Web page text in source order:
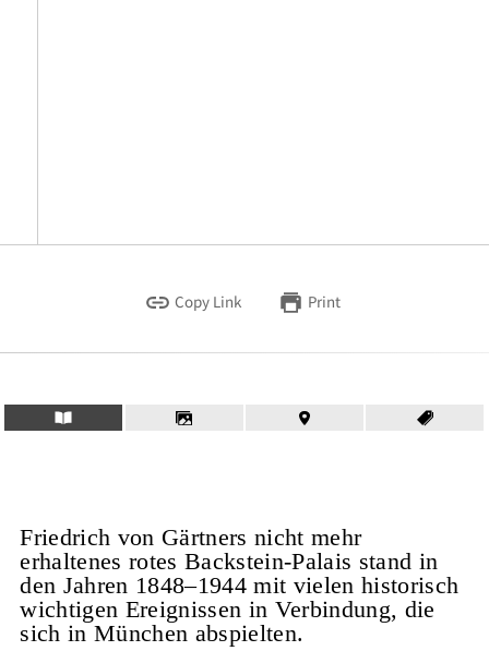
Copy Link Print
Friedrich von Gärtners nicht mehr
erhaltenes rotes Backstein-Palais stand in
den Jahren 1848–1944 mit vielen historisch
wichtigen Ereignissen in Verbindung, die
sich in München abspielten.